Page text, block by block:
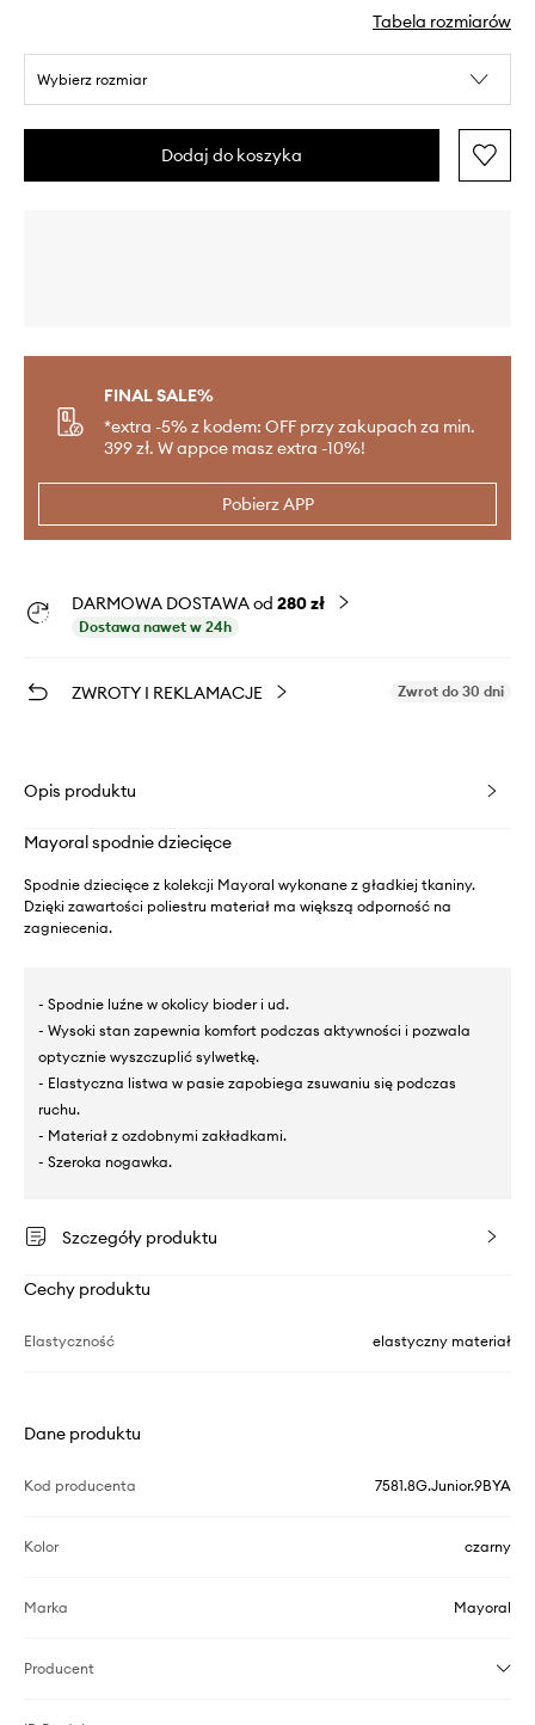
Tabela rozmiarów
Wybierz rozmiar
Dodaj do koszyka
FINAL SALE%
*extra -5% z kodem: OFF przy zakupach za min.
399 zł. W appce masz extra -10%!
Pobierz APP
DARMOWA DOSTAWA od 280 zł
Dostawa nawet w 24h
ZWROTY I REKLAMACJE Zwrot do 30 dni
Opis produktu
Mayoral spodnie dziecięce
Spodnie dziecięce z kolekcji Mayoral wykonane z gładkiej tkaniny.
Dzięki zawartości poliestru materiał ma większą odporność na
zagniecenia.
- Spodnie luźne w okolicy bioder i ud.
- Wysoki stan zapewnia komfort podczas aktywności i pozwala
optycznie wyszczuplić sylwetkę.
- Elastyczna listwa w pasie zapobiega zsuwaniu się podczas
ruchu.
- Materiał z ozdobnymi zakładkami.
- Szeroka nogawka.
Szczegóły produktu
Cechy produktu
Elastyczność elastyczny materiał
Dane produktu
Kod producenta 7581.8G.Junior.9BYA
Kolor czarny
Marka Mayoral
Producent